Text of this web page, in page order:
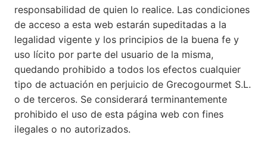
responsabilidad de quien lo realice. Las condiciones
de acceso a esta web estarán supeditadas a la
legalidad vigente y los principios de la buena fe y
uso lícito por parte del usuario de la misma,
quedando prohibido a todos los efectos cualquier
tipo de actuación en perjuicio de Grecogourmet S.L.
o de terceros. Se considerará terminantemente
prohibido el uso de esta página web con fines
ilegales o no autorizados.